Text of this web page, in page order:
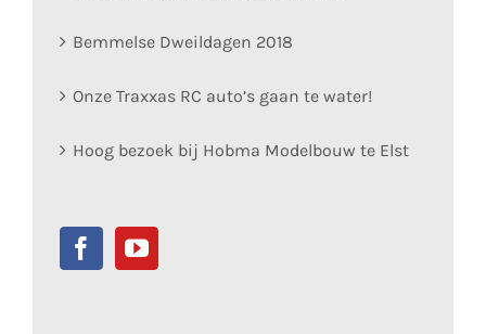
Bemmelse Dweildagen 2018
Onze Traxxas RC auto’s gaan te water!
Hoog bezoek bij Hobma Modelbouw te Elst